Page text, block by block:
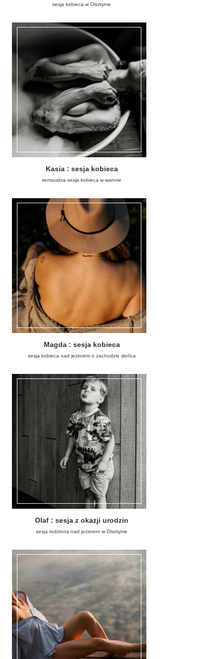
sesja kobieca w Olsztynie
Kasia : sesja kobieca
sensualna sesja kobieca w wannie
Magda : sesja kobieca
sesja kobieca nad jeziorem o zachodzie słońca
Olaf : sesja z okazji urodzin
sesja rodzinna nad jeziorem w Olsztynie